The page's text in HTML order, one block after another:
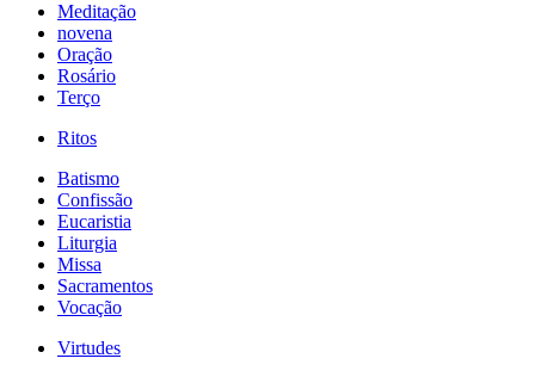
Meditação
novena
Oração
Rosário
Terço
Ritos
Batismo
Confissão
Eucaristia
Liturgia
Missa
Sacramentos
Vocação
Virtudes